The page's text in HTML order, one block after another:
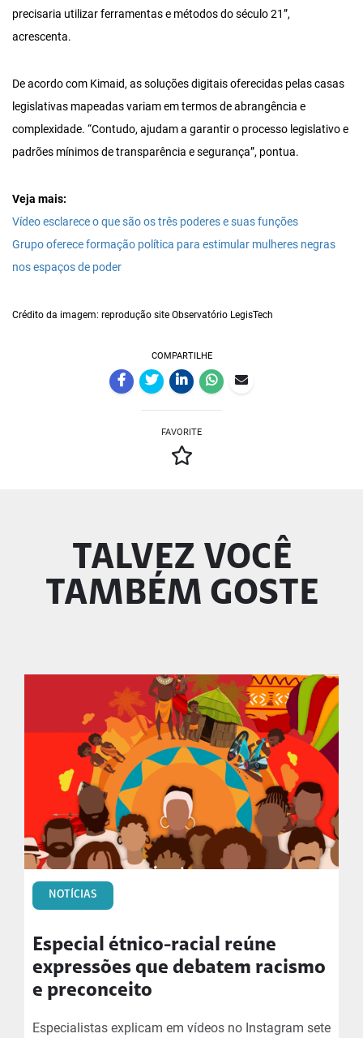
precisaria utilizar ferramentas e métodos do século 21”,
acrescenta.
De acordo com Kimaid, as soluções digitais oferecidas pelas casas
legislativas mapeadas variam em termos de abrangência e
complexidade. “Contudo, ajudam a garantir o processo legislativo e
padrões mínimos de transparência e segurança”, pontua.
Veja mais:
Vídeo esclarece o que são os três poderes e suas funções
Grupo oferece formação política para estimular mulheres negras
nos espaços de poder
Crédito da imagem: reprodução site Observatório LegisTech
COMPARTILHE
FAVORITE
TALVEZ VOCÊ
TAMBÉM GOSTE
NOTÍCIAS
Especial étnico-racial reúne
expressões que debatem racismo
e preconceito
Especialistas explicam em vídeos no Instagram sete